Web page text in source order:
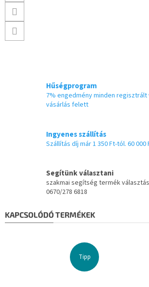
Hűségprogram
7% engedmény minden regisztrált
vásárlás felett
Ingyenes szállítás
Szállítás díj már 1 350 Ft-tól. 60 000
Segítünk választani
szakmai segítség termék
0670/278 6818
KAPCSOLÓDÓ TERMÉKEK
Tipp